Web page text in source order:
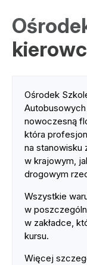
Ośrodek
Autobusowych
nowoczesną
która
na stanowisku
w krajowym,
drogowym
Wszystkie
w
w zakładce,
kursu.
Więcej